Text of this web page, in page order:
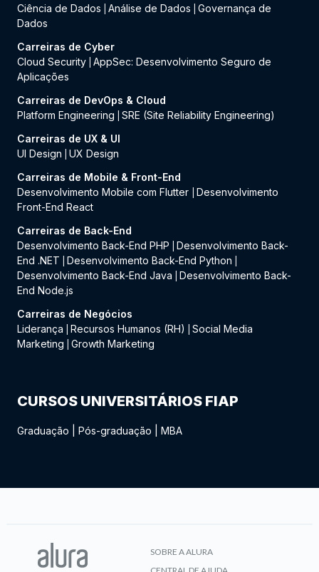
Ciência de Dados
Análise de Dados
Governança de
Dados
Carreiras de Cyber
Cloud Security AppSec: Desenvolvimento Seguro de
Aplicações
Carreiras de DevOps & Cloud
Platform Engineering
SRE (Site Reliability Engineering)
Carreiras de UX & UI
UI Design
UX Design
Carreiras de Mobile & Front-End
Desenvolvimento Mobile com Flutter
Desenvolvimento
Front-End React
Carreiras de Back-End
Desenvolvimento Back-End PHP
Desenvolvimento Back-
End .NET
Desenvolvimento Back-End Python
Desenvolvimento Back-End Java
Desenvolvimento Back-
End Node.js
Carreiras de Negócios
Liderança
Recursos Humanos (RH)
Social Media
Marketing
Growth Marketing
CURSOS UNIVERSITÁRIOS FIAP
Graduação Pós-graduação MBA
SOBRE A ALURA